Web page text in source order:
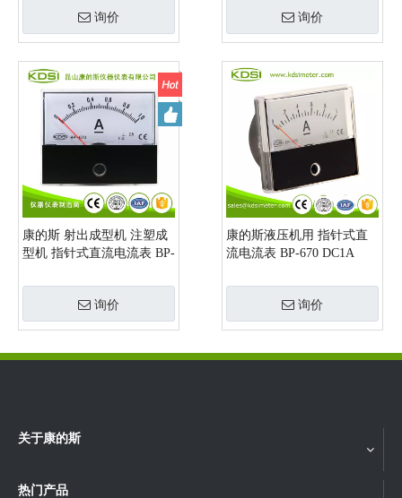
询价 询价
康的斯 射出成型机 注塑成
型机 指针式直流电流表 BP-
询价
康的斯液压机用 指针式直
流电流表 BP-670 DC1A
询价
关于康的斯
热门产品